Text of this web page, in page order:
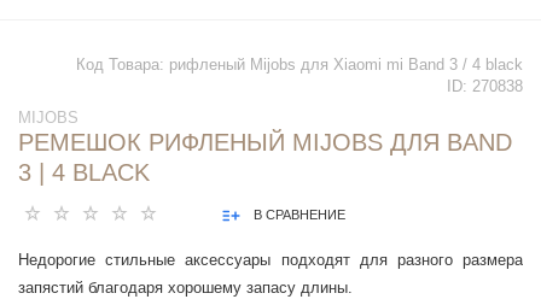
Код Товара: рифленый Mijobs для Xiaomi mi Band 3 / 4 black
ID: 270838
MIJOBS
РЕМЕШОК РИФЛЕНЫЙ MIJOBS ДЛЯ BAND
3 | 4 BLACK
В СРАВНЕНИЕ
Недорогие стильные аксессуары подходят для разного размера
запястий благодаря хорошему запасу длины.